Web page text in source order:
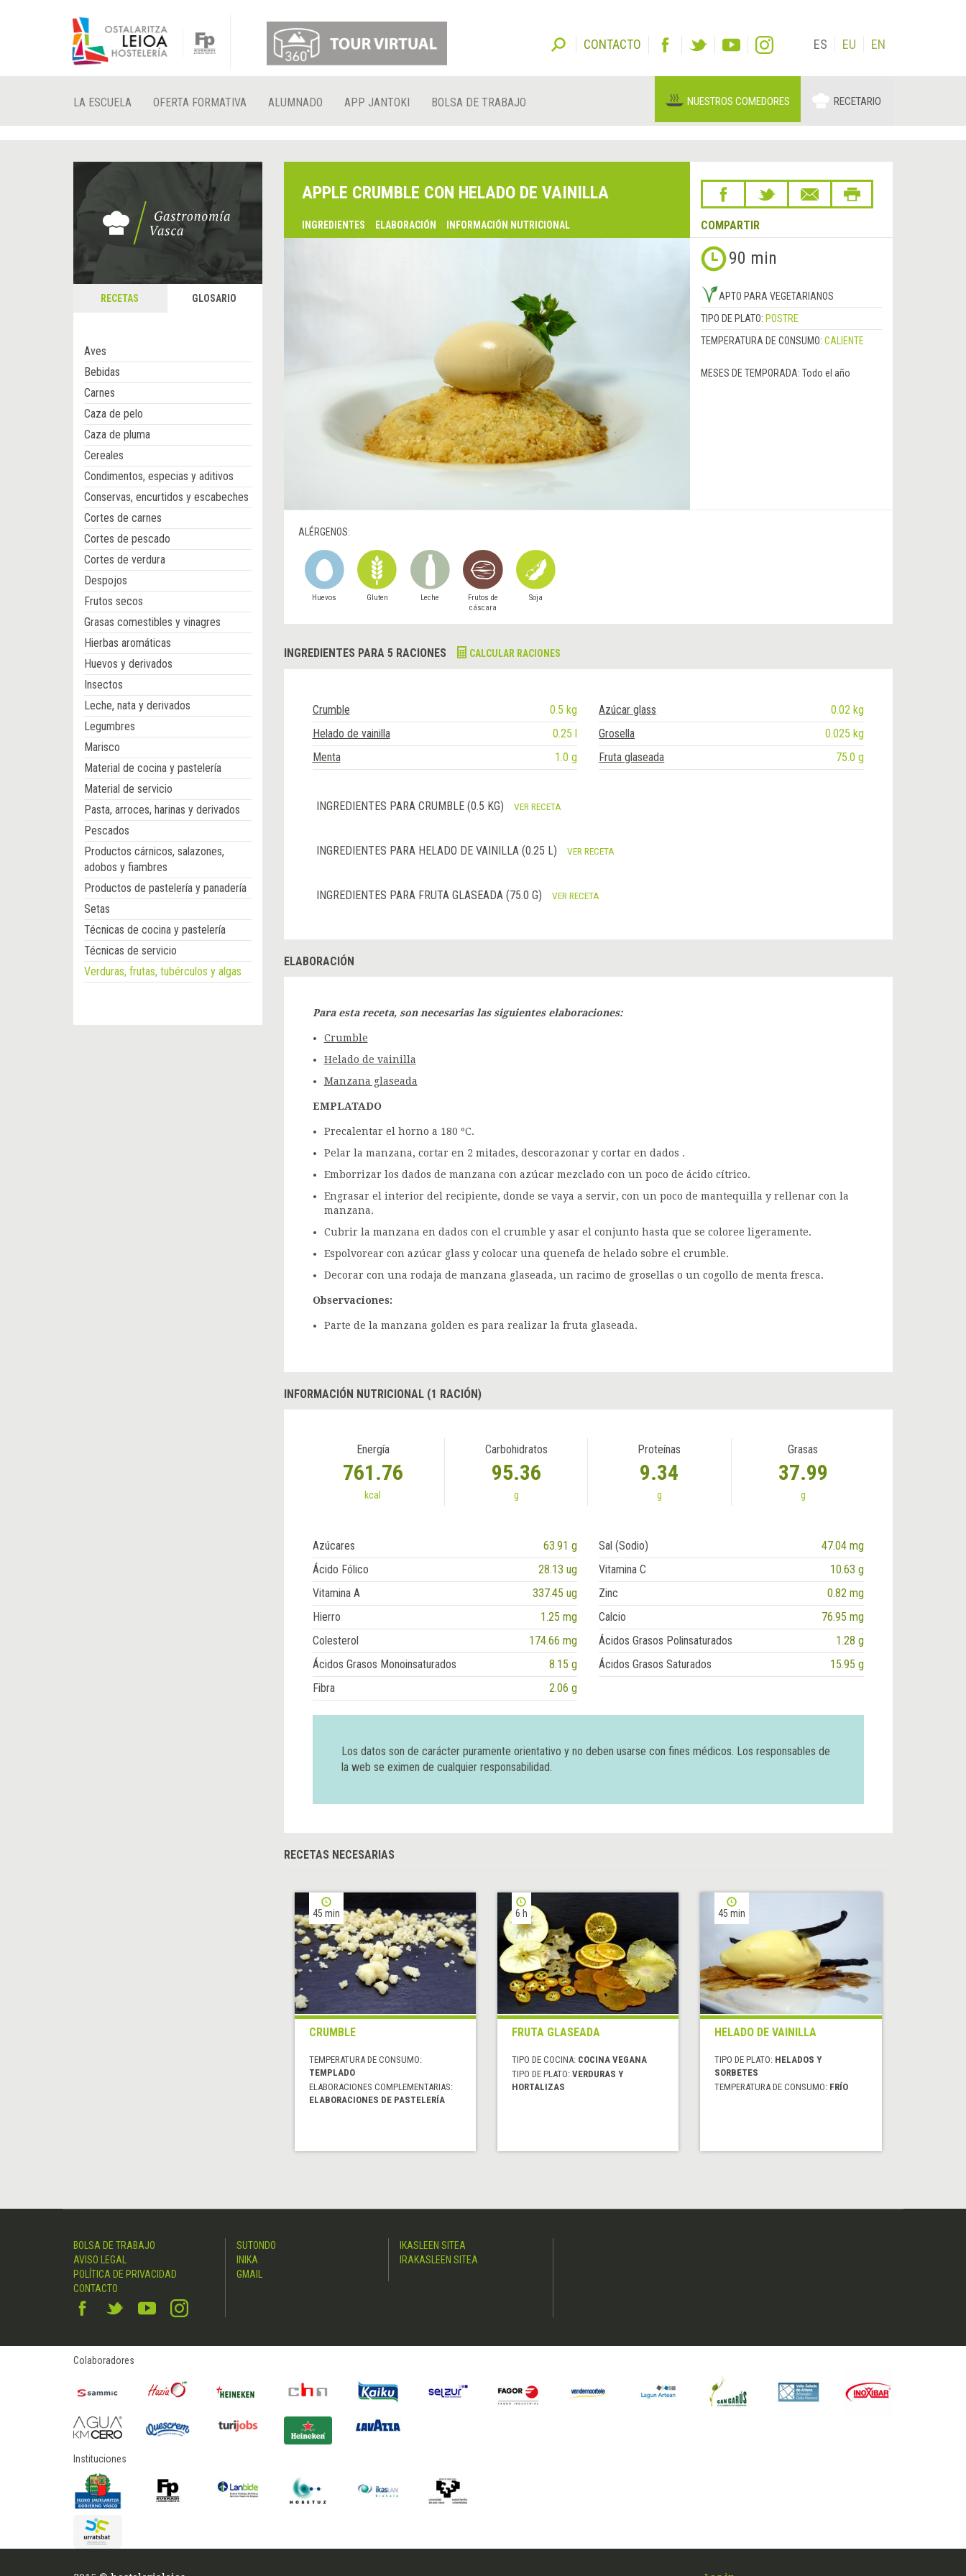
CONTACTO ES EU EN
LA ESCUELA OFERTA FORMATIVA ALUMNADO APP JANTOKI BOLSA DE TRABAJO NUESTROS COMEDORES RECETARIO
RECETAS GLOSARIO
Aves
Bebidas
Carnes
Caza de pelo
Caza de pluma
Cereales
Condimentos, especias y aditivos
Conservas, encurtidos y escabeches
Cortes de carnes
Cortes de pescado
Cortes de verdura
Despojos
Frutos secos
Grasas comestibles y vinagres
Hierbas aromáticas
Huevos y derivados
Insectos
Leche, nata y derivados
Legumbres
Marisco
Material de cocina y pastelería
Material de servicio
Pasta, arroces, harinas y derivados
Pescados
Productos cárnicos, salazones,
adobos y fiambres
Productos de pastelería y panadería
Setas
Técnicas de cocina y pastelería
Técnicas de servicio
Verduras, frutas, tubérculos y algas
APPLE CRUMBLE CON HELADO DE VAINILLA
INGREDIENTES ELABORACIÓN INFORMACIÓN NUTRICIONAL COMPARTIR
90 min
APTO PARA VEGETARIANOS
TIPO DE PLATO: POSTRE
TEMPERATURA DE CONSUMO: CALIENTE
MESES DE TEMPORADA: Todo el año
ALÉRGENOS:
Huevos Gluten Leche
Frutos de
cáscara
Soja
INGREDIENTES PARA 5 RACIONES CALCULAR RACIONES
Crumble 0.5 kg Azúcar glass
0.02 kg
Helado de vainilla
0.25 l Grosella
0.025 kg
Menta
1.0 g Fruta glaseada 75.0 g
INGREDIENTES PARA CRUMBLE (0.5 KG) VER RECETA
INGREDIENTES PARA HELADO DE VAINILLA (0.25 L) VER RECETA
INGREDIENTES PARA FRUTA GLASEADA (75.0 G) VER RECETA
ELABORACIÓN
Para esta receta, son necesarias las siguientes elaboraciones:
Crumble
Helado de vainilla
Manzana glaseada
EMPLATADO
Precalentar el horno a 180 ºC.
Pelar la manzana, cortar en 2 mitades, descorazonar y cortar en dados .
Emborrizar los dados de manzana con azúcar mezclado con un poco de ácido cítrico.
Engrasar el interior del recipiente, donde se vaya a servir, con un poco de mantequilla y rellenar con la
manzana.
Cubrir la manzana en dados con el crumble y asar el conjunto hasta que se coloree ligeramente.
Espolvorear con azúcar glass y colocar una quenefa de helado sobre el crumble.
Decorar con una rodaja de manzana glaseada, un racimo de grosellas o un cogollo de menta fresca.
Observaciones:
Parte de la manzana golden es para realizar la fruta glaseada.
INFORMACIÓN NUTRICIONAL (1 RACIÓN)
Energía
761.76
kcal
Carbohidratos
95.36
g
Proteínas
9.34
g
Grasas
37.99
g
Azúcares 63.91 g Sal (Sodio)
47.04 mg
Ácido Fólico
28.13 ug Vitamina C
10.63 g
Vitamina A
337.45 ug Zinc
0.82 mg
Hierro
1.25 mg Calcio
76.95 mg
Colesterol
174.66 mg Ácidos Grasos Polinsaturados
1.28 g
Ácidos Grasos Monoinsaturados
8.15 g Ácidos Grasos Saturados
15.95 g
Fibra
2.06 g
Los datos son de carácter puramente orientativo y no deben usarse con fines médicos. Los responsables de
la web se eximen de cualquier responsabilidad.
RECETAS NECESARIAS
45 min
CRUMBLE
TEMPERATURA DE CONSUMO:
TEMPLADO
ELABORACIONES COMPLEMENTARIAS:
ELABORACIONES DE PASTELERÍA
6 h
FRUTA GLASEADA
TIPO DE COCINA: COCINA VEGANA
TIPO DE PLATO: VERDURAS Y
HORTALIZAS
45 min
HELADO DE VAINILLA
TIPO DE PLATO: HELADOS Y
SORBETES
TEMPERATURA DE CONSUMO: FRÍO
BOLSA DE TRABAJO
AVISO LEGAL
POLÍTICA DE PRIVACIDAD
CONTACTO
SUTONDO
INIKA
GMAIL
IKASLEEN SITEA
IRAKASLEEN SITEA
Colaboradores
Instituciones